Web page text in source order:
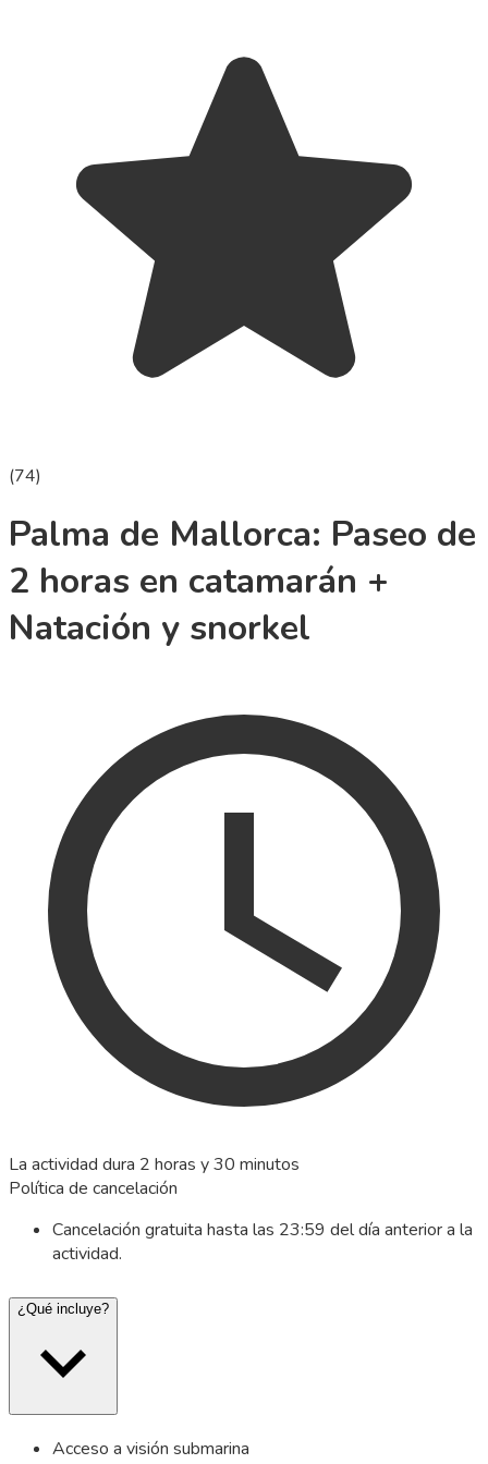
(74)
Palma de Mallorca: Paseo de
2 horas en catamarán +
Natación y snorkel
La actividad dura 2 horas y 30 minutos
Política de cancelación
Cancelación gratuita hasta las 23:59 del día anterior a la
actividad.
¿Qué incluye?
Acceso a visión submarina